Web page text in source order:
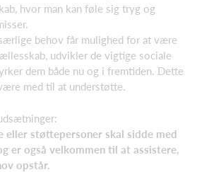
hvor man kan føle sig tryg og
behov får mulighed for at være
udvikler de vigtige sociale
dem både nu og i fremtiden. Dette
med til at understøtte.
eller støttepersoner skal sidde med
er også velkommen til at assistere,
opstår.